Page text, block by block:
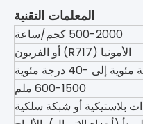
المعلمات التقنية
500-2000 كجم/ساعة
الأمونيا (R717) أو الفريون
600-1500 ملم
بلاستيكية أو شبكة سلكية